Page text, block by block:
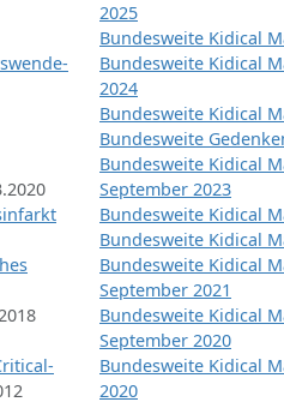
2025
Bundesweite Kidical
Bundesweite Kidical
2024
Bundesweite Kidical
Bundesweite
Bundesweite Kidical
September 2023
Bundesweite Kidical
Bundesweite Kidical
Bundesweite Kidical
September 2021
Bundesweite Kidical
September 2020
Bundesweite Kidical
2020